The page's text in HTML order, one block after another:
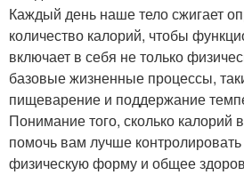
Каждый день наше тело сжигает
количество калорий, чтобы
включает в себя не только
базовые жизненные процессы,
пищеварение и поддержание
Понимание того, сколько калорий
помочь вам лучше
физическую форму и общее